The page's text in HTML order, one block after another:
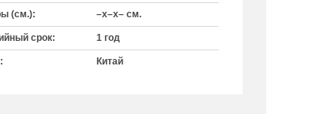
(см.): –x–x– см.
срок: 1 год
Китай